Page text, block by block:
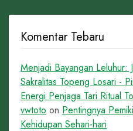
Komentar Tebaru
Menjadi Bayangan Leluhur:
Sakralitas Topeng Losari -
Energi Penjaga Tari Ritual
vwtoto on Pentingnya
Kehidupan Sehari-hari